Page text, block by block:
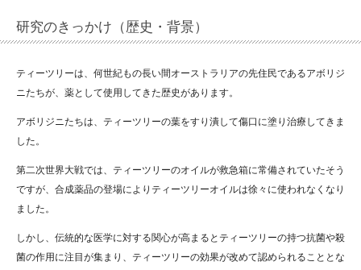
研究のきっかけ（歴史・背景）
ティーツリーは、何世紀もの長い間オーストラリアの先住民であるアボリジ
ニたちが、薬として使用してきた歴史があります。
アボリジニたちは、ティーツリーの葉をすり潰して傷口に塗り治療してきま
した。
第二次世界大戦では、ティーツリーのオイルが救急箱に常備されていたそう
ですが、合成薬品の登場によりティーツリーオイルは徐々に使われなくなり
ました。
しかし、伝統的な医学に対する関心が高まるとティーツリーの持つ抗菌や殺
菌の作用に注目が集まり、ティーツリーの効果が改めて認められることとな